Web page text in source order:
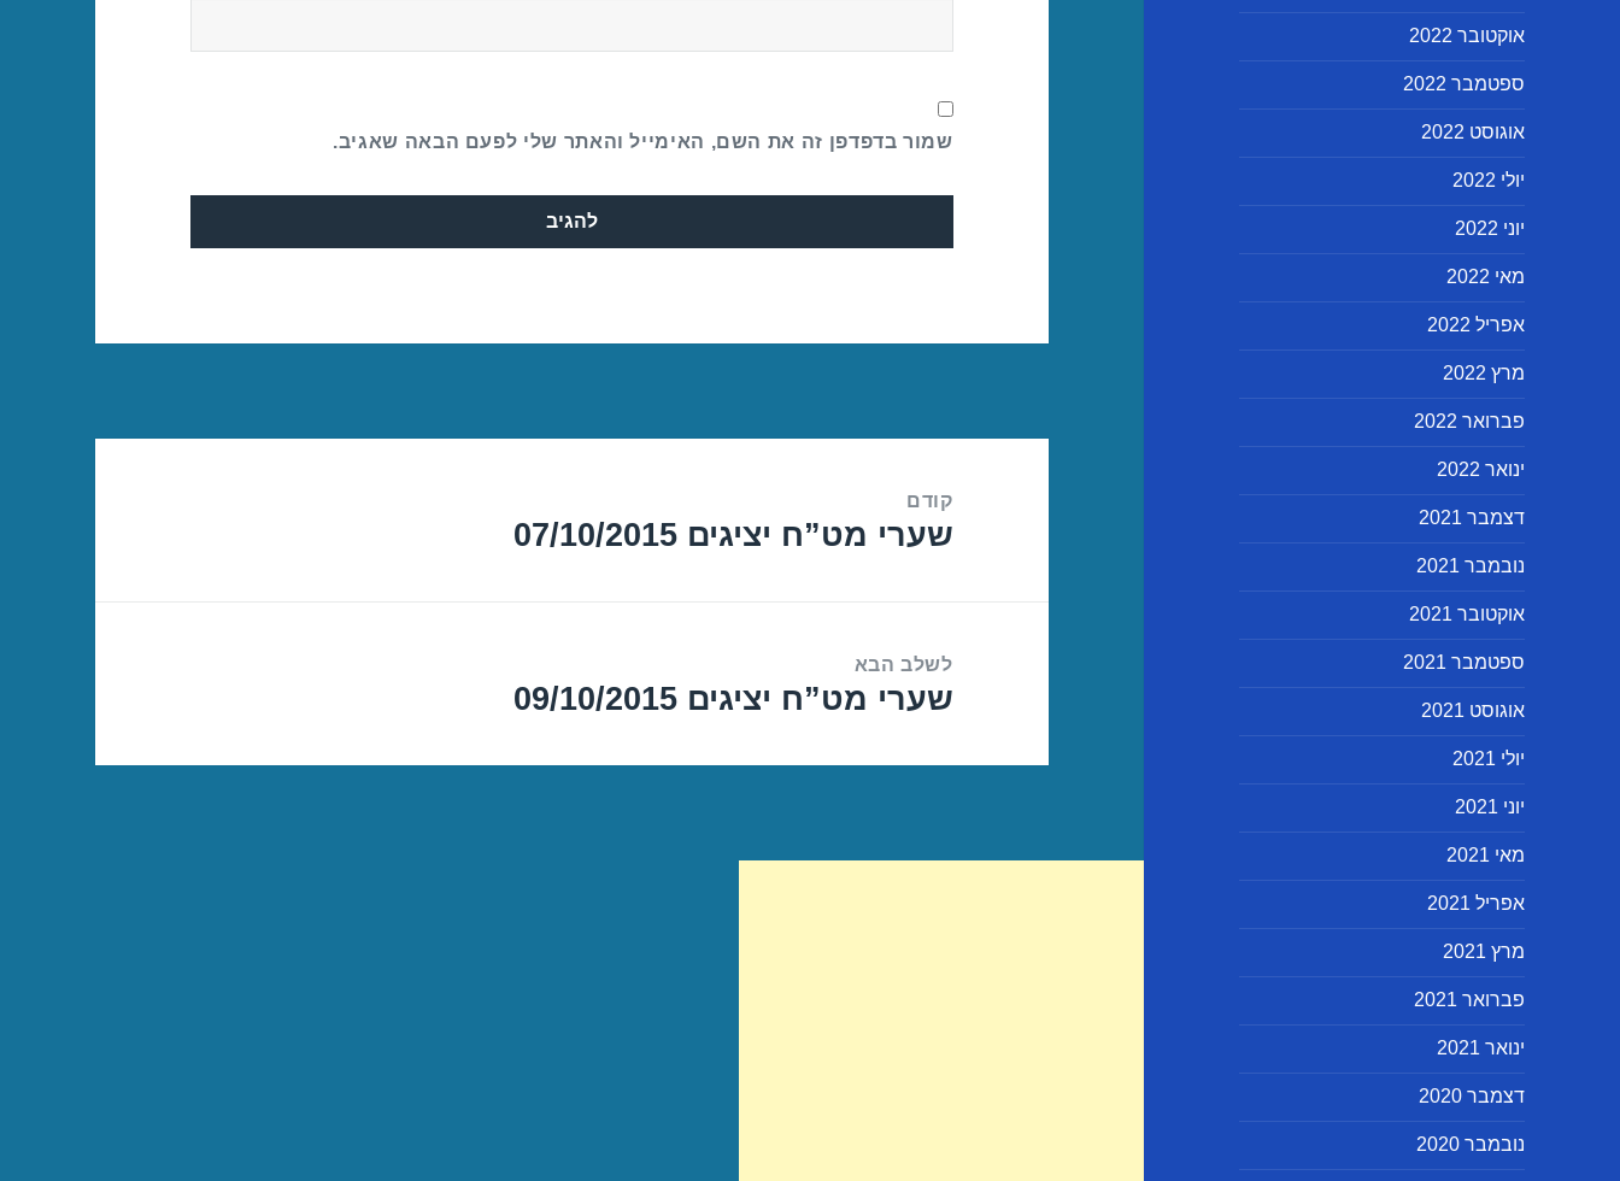
אוקטובר 2022
ספטמבר 2022
אוגוסט 2022
יולי 2022
יוני 2022
מאי 2022
אפריל 2022
מרץ 2022
פברואר 2022
ינואר 2022
דצמבר 2021
נובמבר 2021
אוקטובר 2021
ספטמבר 2021
אוגוסט 2021
יולי 2021
יוני 2021
מאי 2021
אפריל 2021
מרץ 2021
פברואר 2021
ינואר 2021
דצמבר 2020
נובמבר 2020
שמור בדפדפן זה את השם, האימייל והאתר שלי לפעם הבאה שאגיב.
קודם
הפוסט
שערי מט”ח יציגים 07/10/2015
לשלב הבא
הפוסט
שערי מט”ח יציגים 09/10/2015